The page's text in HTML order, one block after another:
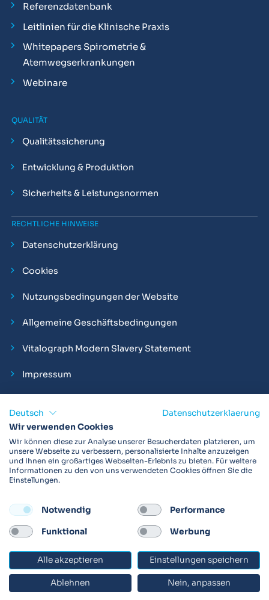
Referenzdatenbank
Leitlinien für die Klinische Praxis
Whitepapers Spirometrie &
Atemwegserkrankungen
Webinare
QUALITÄT
Qualitätssicherung
Entwicklung & Produktion
Sicherheits & Leistungsnormen
RECHTLICHE HINWEISE
Datenschutzerklärung
Cookies
Nutzungsbedingungen der Website
Allgemeine Geschäftsbedingungen
Vitalograph Modern Slavery Statement
Impressum
Vitalograph ist ein internationaler Hersteller von Spirometern,
EKGs und Bakterien-Viren-Filtern zur sicheren
Lungenfunktionsdiagnostik. Darüber hinaus sind wir weltweit
als Technologie- und Service-Provider für klinische
FOLLOW
© 2026 Vitalograph
Deutsch
Datenschutzerklaerung
Wir verwenden Cookies
Wir können diese zur Analyse unserer Besucherdaten platzieren, um
unsere Webseite zu verbessern, personalisierte Inhalte anzuzeigen
und Ihnen ein großartiges Webseiten-Erlebnis zu bieten. Für weitere
Informationen zu den von uns verwendeten Cookies öffnen Sie die
Einstellungen.
Notwendig Performance
Funktional Werbung
Alle akzeptieren Einstellungen speichern
Ablehnen Nein, anpassen